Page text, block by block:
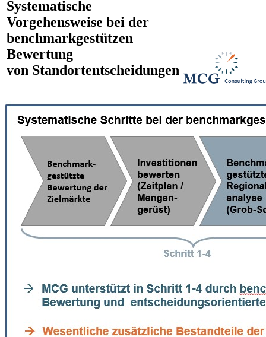
Systematische
Vorgehensweise bei der
benchmarkgestützen
Bewertung
von Standortentscheidungen